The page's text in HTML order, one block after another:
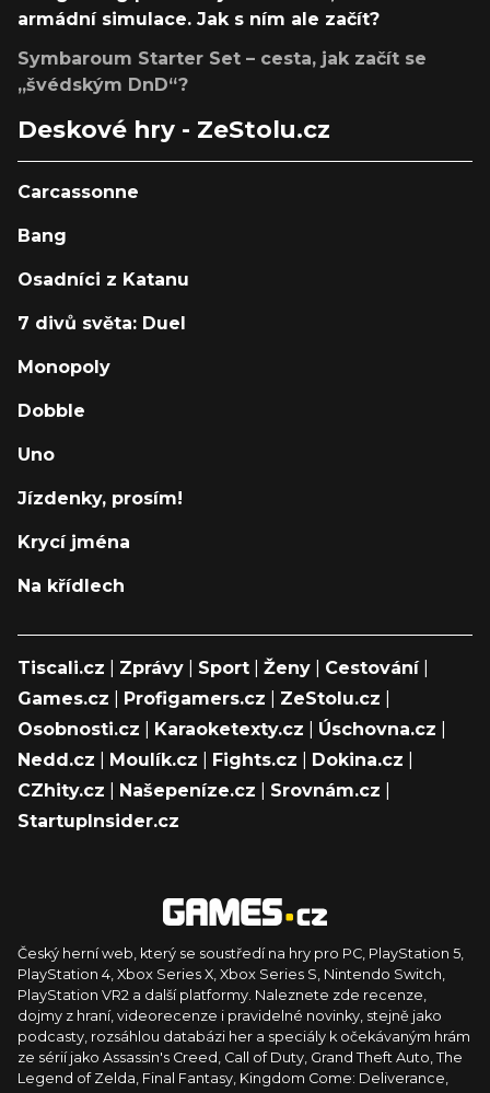
armádní simulace. Jak s ním ale začít?
Symbaroum Starter Set – cesta, jak začít se
„švédským DnD“?
Deskové hry - ZeStolu.cz
Carcassonne
Bang
Osadníci z Katanu
7 divů světa: Duel
Monopoly
Dobble
Uno
Jízdenky, prosím!
Krycí jména
Na křídlech
Tiscali.cz Zprávy Sport Ženy Cestování|
Games.cz
Profigamers.cz ZeStolu.cz
Osobnosti.cz
Karaoketexty.cz Úschovna.cz
Nedd.cz
Moulík.cz Fights.cz Dokina.cz
CZhity.cz
Našepeníze.cz Srovnám.cz
StartupInsider.cz
Český herní web, který se soustředí na hry pro PC, PlayStation 5,
PlayStation 4, Xbox Series X, Xbox Series S, Nintendo Switch,
PlayStation VR2 a další platformy. Naleznete zde recenze,
dojmy z hraní, videorecenze i pravidelné novinky, stejně jako
podcasty, rozsáhlou databázi her a speciály k očekávaným hrám
ze sérií jako Assassin's Creed, Call of Duty, Grand Theft Auto, The
Legend of Zelda, Final Fantasy, Kingdom Come: Deliverance,